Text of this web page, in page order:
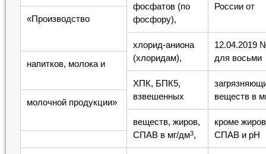
фосфатов (по
фосфору),
России от
«Производство
хлорид-аниона
(хлоридам),
12.04.2019
для восьми
напитков, молока и
ХПК, БПК5,
взвешенных
веществ в
молочной продукции»
веществ, жиров,
СПАВ в мг/дм3,
кроме
СПАВ и рН